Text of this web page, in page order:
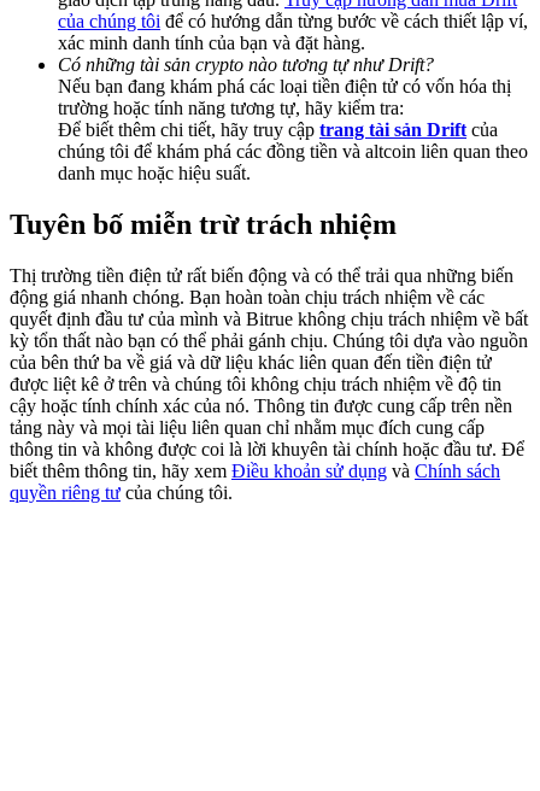
Deposit CASHCAT & Win
Share 500000 CASHCAT prize pool
Exclusive for BitMart Users
Precious Metals Trading Carnival
Trade Gold & Silver · 33,333 USDT Bonus
USDT New User Exclusive 10% APR
USDT Flexible Staking | Daily Rewards
của chúng tôi để có hướng dẫn từng bước về cách thiết lập ví,
xác minh danh tính của bạn và đặt hàng.
Có những tài sản crypto nào tương tự như Drift?
Nếu bạn đang khám phá các loại tiền điện tử có vốn hóa thị
trường hoặc tính năng tương tự, hãy kiểm tra:
Để biết thêm chi tiết, hãy truy cập trang tài sản Drift của
chúng tôi để khám phá các đồng tiền và altcoin liên quan theo
danh mục hoặc hiệu suất.
Tuyên bố miễn trừ trách nhiệm
Thị trường tiền điện tử rất biến động và có thể trải qua những biến
động giá nhanh chóng. Bạn hoàn toàn chịu trách nhiệm về các
quyết định đầu tư của mình và Bitrue không chịu trách nhiệm về bất
kỳ tổn thất nào bạn có thể phải gánh chịu. Chúng tôi dựa vào nguồn
của bên thứ ba về giá và dữ liệu khác liên quan đến tiền điện tử
được liệt kê ở trên và chúng tôi không chịu trách nhiệm về độ tin
cậy hoặc tính chính xác của nó. Thông tin được cung cấp trên nền
tảng này và mọi tài liệu liên quan chỉ nhằm mục đích cung cấp
thông tin và không được coi là lời khuyên tài chính hoặc đầu tư. Để
biết thêm thông tin, hãy xem Điều khoản sử dụng và Chính sách
quyền riêng tư của chúng tôi.